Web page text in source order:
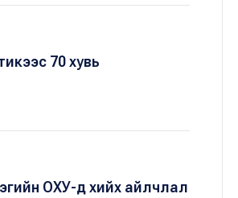
70 хувь
ОХУ-д хийх айлчлал